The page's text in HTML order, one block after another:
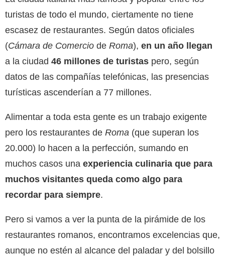
turistas de todo el mundo, ciertamente no tiene
escasez de restaurantes. Según datos oficiales
(Cámara de Comercio de Roma), en un año llegan
a la ciudad 46 millones de turistas pero, según
datos de las compañías telefónicas, las presencias
turísticas ascenderían a 77 millones.
Alimentar a toda esta gente es un trabajo exigente
pero los restaurantes de Roma (que superan los
20.000) lo hacen a la perfección, sumando en
muchos casos una experiencia culinaria que para
muchos visitantes queda como algo para
recordar para siempre.
Pero si vamos a ver la punta de la pirámide de los
restaurantes romanos, encontramos excelencias que,
aunque no estén al alcance del paladar y del bolsillo